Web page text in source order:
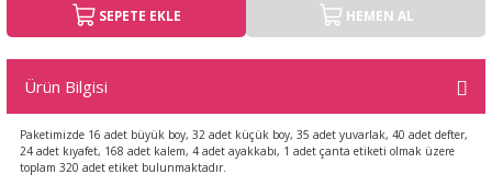
SEPETE EKLE HEMEN AL
Ürün Bilgisi
Paketimizde 16 adet büyük boy, 32 adet küçük boy, 35 adet yuvarlak, 40 adet defter,
24 adet kıyafet, 168 adet kalem, 4 adet ayakkabı, 1 adet çanta etiketi olmak üzere
toplam 320 adet etiket bulunmaktadır.